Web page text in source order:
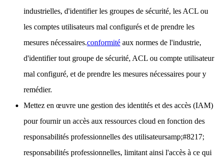
industrielles, d'identifier les groupes de sécurité, les ACL ou
les comptes utilisateurs mal configurés et de prendre les
mesures nécessaires.conformité aux normes de l'industrie,
d'identifier tout groupe de sécurité, ACL ou compte utilisateur
mal configuré, et de prendre les mesures nécessaires pour y
remédier.
Mettez en œuvre une gestion des identités et des accès (IAM)
pour fournir un accès aux ressources cloud en fonction des
responsabilités professionnelles des utilisateursamp;#8217;
responsabilités professionnelles, limitant ainsi l'accès à ce qui